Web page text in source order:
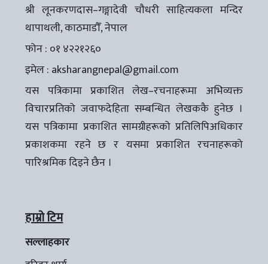
श्री लूनकरणदास–गङ्गादेवी चौधरी साहित्यकला मन्दिर
थापाथली, काठमाडौँ, नेपाल
फोन : ०१ ४२२१२६०
इमेल : aksharangnepal@gmail.com
यस पत्रिकामा प्रकाशित लेख–रचनाहरूमा अभिव्यक्त
विचारप्रतिको जवाफदेहिता सम्बन्धित लेखककै हुनेछ ।
यस पत्रिकामा प्रकाशित सामग्रीहरूको प्रतिलिपिअधिकार
प्रकाशकमा रहने छ र यसमा प्रकाशित रचनाहरूको
पारिश्रमिक दिइने छैन ।
हाम्रो टिम
सल्लाहकार